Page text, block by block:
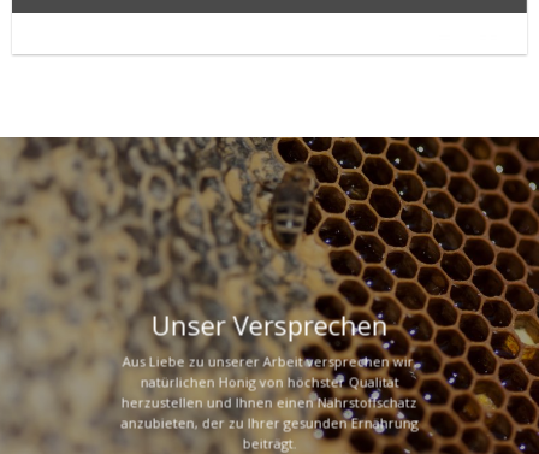
Unser Versprechen
Aus Liebe zu unserer Arbeit versprechen wir,
natürlichen Honig von höchster Qualität
herzustellen und Ihnen einen Nährstoffschatz
anzubieten, der zu Ihrer gesunden Ernährung
beiträgt.